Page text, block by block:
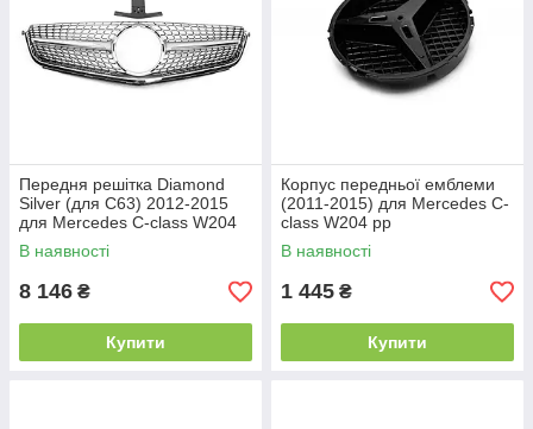
Передня решітка Diamond
Silver (для C63) 2012-2015
для Mercedes C-class W204
рр
В наявності
8 146 ₴
Купити
Корпус передньої емблеми
(2011-2015) для Mercedes C-
class W204 рр
В наявності
1 445 ₴
Купити